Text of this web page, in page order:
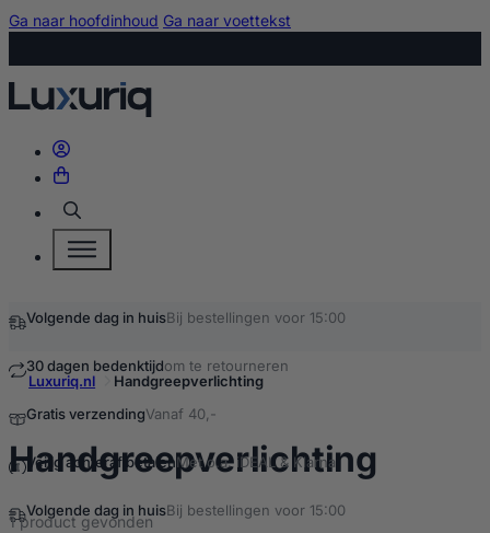
Ga naar hoofdinhoud Ga naar voettekst
Zoeken
Volgende dag in huisBij bestellingen voor 15:00
30 dagen bedenktijdom te retourneren
Gratis verzendingVanaf 40,-
Veilig achteraf betalenMet o.a. iDEAL & Klarna
Volgende dag in huisBij bestellingen voor 15:00
Luxuriq.nl Handgreepverlichting
Handgreepverlichting
1 product gevonden